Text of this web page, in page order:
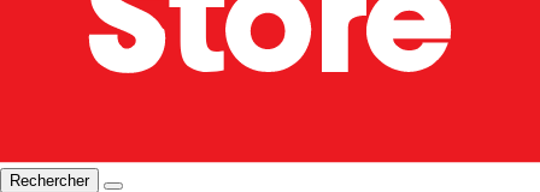
Rechercher